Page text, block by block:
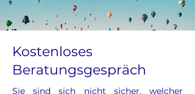
Kostenloses
Beratungsgespräch
Sie sind sich nicht sicher, welcher